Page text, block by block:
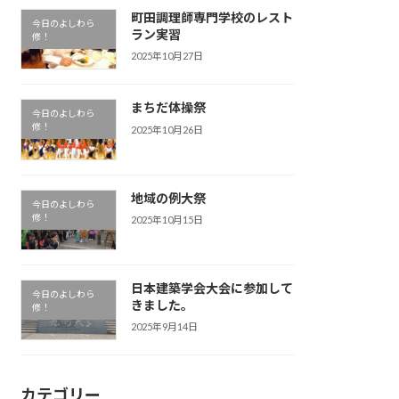
今日のよしわら
修！
町田調理師専門学校のレスト
ラン実習
2025年10月27日
今日のよしわら
修！
まちだ体操祭
2025年10月26日
今日のよしわら
修！
地域の例大祭
2025年10月15日
今日のよしわら
修！
日本建築学会大会に参加して
きました。
2025年9月14日
カテゴリー